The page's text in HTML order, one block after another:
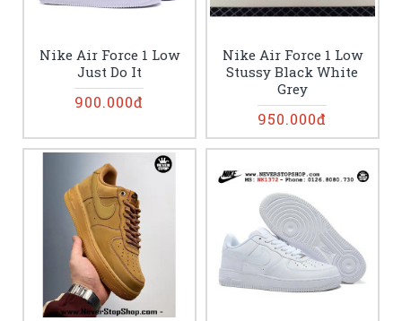
Nike Air Force 1 Low
Just Do It
900.000đ
Nike Air Force 1 Low
Stussy Black White
Grey
950.000đ